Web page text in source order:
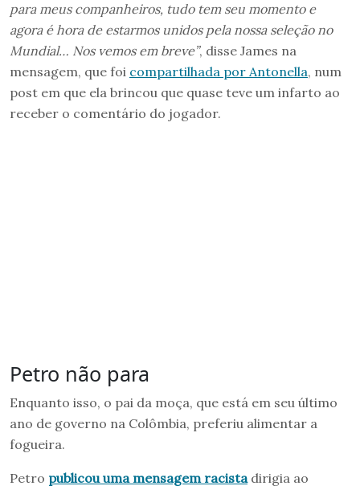
para meus companheiros, tudo tem seu momento e
agora é hora de estarmos unidos pela nossa seleção no
Mundial… Nos vemos em breve”, disse James na
mensagem, que foi compartilhada por Antonella, num
post em que ela brincou que quase teve um infarto ao
receber o comentário do jogador.
Petro não para
Enquanto isso, o pai da moça, que está em seu último
ano de governo na Colômbia, preferiu alimentar a
fogueira.
Petro publicou uma mensagem racistadirigia ao